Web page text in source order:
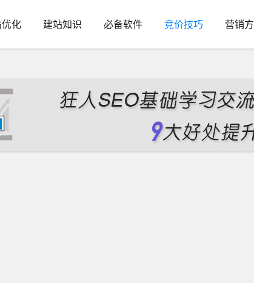
化 建站知识 必备软件 竞价技巧 营销